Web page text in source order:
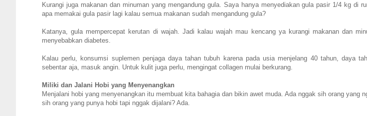
Kurangi juga makanan dan minuman yang mengandung gula. Saya hanya menyediakan gula pasir 1/4 kg di
apa memakai gula pasir lagi kalau semua makanan sudah mengandung gula?
Katanya, gula mempercepat kerutan di wajah. Jadi kalau wajah mau kencang ya kurangi makanan dan
menyebabkan diabetes.
Kalau perlu, konsumsi suplemen penjaga daya tahan tubuh karena pada usia menjelang 40 tahun, daya
sebentar aja, masuk angin. Untuk kulit juga perlu, mengingat collagen mulai berkurang.
Miliki dan Jalani Hobi yang Menyenangkan
Menjalani hobi yang menyenangkan itu membuat kita bahagia dan bikin awet muda. Ada nggak sih orang yang
sih orang yang punya hobi tapi nggak dijalani? Ada.